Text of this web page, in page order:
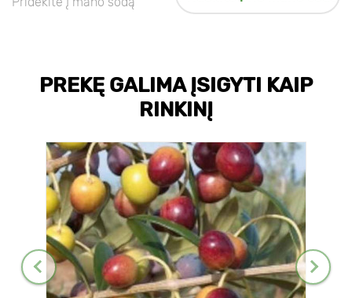
PREKĘ GALIMA ĮSIGYTI KAIP
RINKINĮ